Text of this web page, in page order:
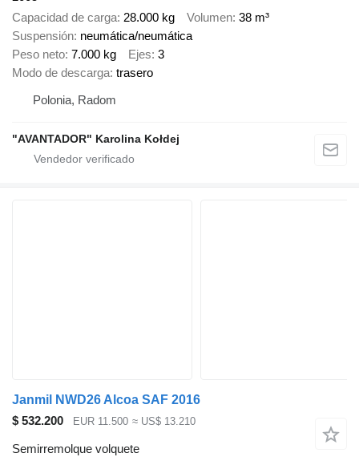
Capacidad de carga 28.000 kg Volumen 38 m³
Suspensión neumática/neumática
Peso neto 7.000 kg Ejes 3
Modo de descarga trasero
Polonia, Radom
"AVANTADOR" Karolina Kołdej
Janmil NWD26 Alcoa SAF 2016
$ 532.200
EUR 11.500 ≈ US$ 13.210
Semirremolque volquete